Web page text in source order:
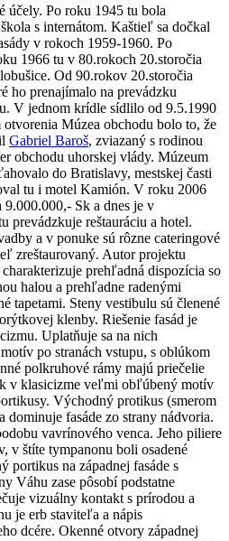
účely. Po roku 1945 tu bola
s internátom. Kaštieľ sa dočkal
v rokoch 1959-1960. Po
1966 tu v 80.rokoch 20.storočia
Od 90.rokov 20.storočia
ho prenajímalo na prevádzku
V jednom krídle sídlilo od 9.5.1990
Múzea obchodu bolo to, že
Gabriel Baroš, zviazaný s rodinou
obchodu uhorskej vlády. Múzeum
do Bratislavy, mestskej časti
tu i motel Kamión. V roku 2006
Sk a dnes je v
prevádzkuje reštauráciu a hotel.
a v ponuke sú rôzne cateringové
zreštaurovaný. Autor projektu
prehľadná dispozícia so
halou a prehľadne radenými
tapetami. Steny vestibulu sú členené
klenby. Riešenie fasád je
Uplatňuje sa na nich
po stranách vstupu, s oblúkom
polkruhové rámy majú priečelie
v klasicizme veľmi obľúbený motív
Východný protikus (smerom
dominuje fasáde zo strany nádvoria.
vavrínového venca. Jeho piliere
v štíte tympanonu boli osadené
portikus na západnej fasáde s
Váhu zase pôsobí podstatne
vizuálny kontakt s prírodou a
je erb staviteľa a nápis
dcére. Okenné otvory západnej